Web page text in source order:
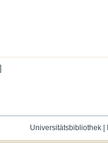
Universitätsbibliothek|